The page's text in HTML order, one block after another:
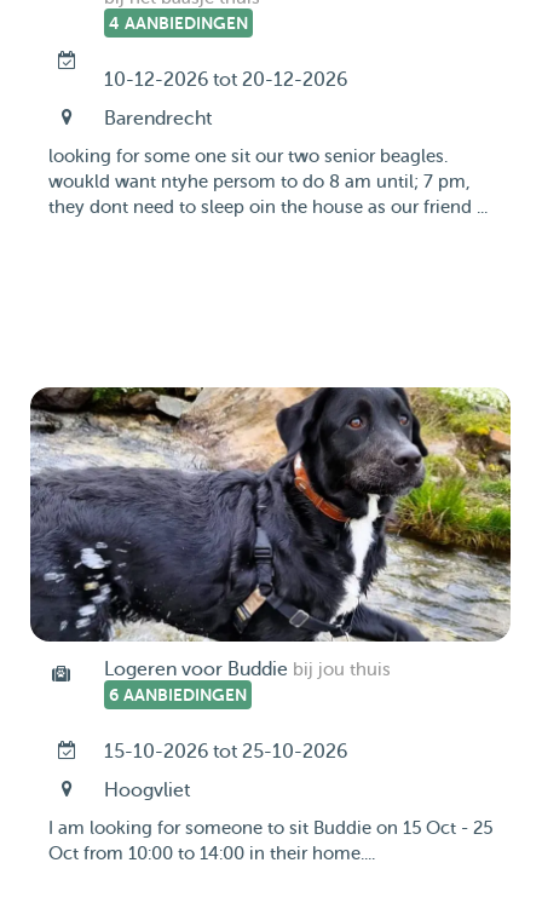
4 AANBIEDINGEN
10-12-2026 tot 20-12-2026
Barendrecht
looking for some one sit our two senior beagles.
woukld want ntyhe persom to do 8 am until; 7 pm,
they dont need to sleep oin the house as our friend ...
Logeren voor Buddie bij jou thuis
6 AANBIEDINGEN
15-10-2026 tot 25-10-2026
Hoogvliet
I am looking for someone to sit Buddie on 15 Oct - 25
Oct from 10:00 to 14:00 in their home....